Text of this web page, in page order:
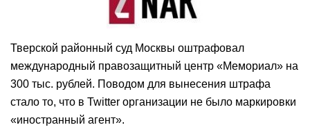
Тверской районный суд Москвы оштрафовал
международный правозащитный центр «Мемориал» на
300 тыс. рублей. Поводом для вынесения штрафа
стало то, что в Twitter организации не было маркировки
«иностранный агент».